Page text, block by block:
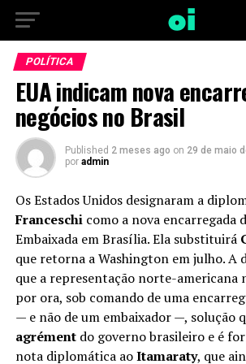
POLÍTICA
EUA indicam nova
negócios no Brasil
Published 2 meses ago on 29 de maio
por admin
Os Estados Unidos designaram a
Franceschicomo a nova encarregada
Embaixada em Brasília. Ela substituirá
que retorna a Washington em julho. A
que a representação norte-americana
por ora, sob comando de uma
— e não de um embaixador —, solução
agrémentdo governo brasileiro e é
nota diplomática aoItamaraty, que
Vá para versão mobile